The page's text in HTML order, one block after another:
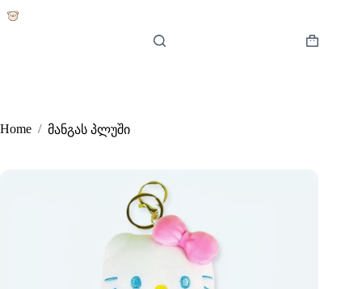
to
Shopping
Home / მანგას პლუში